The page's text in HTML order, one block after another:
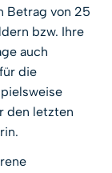
Betrag von 25
bzw. Ihre
auch
die
den letzten